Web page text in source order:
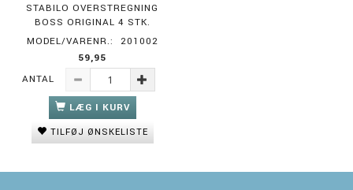
STABILO OVERSTREGNING
BOSS ORIGINAL 4 STK.
MODEL/VARENR.:
201002
59,95
ANTAL
LÆG I KURV
TILFØJ ØNSKELISTE